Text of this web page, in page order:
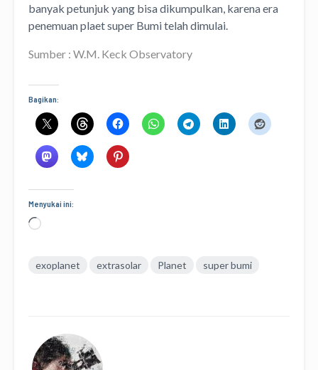
banyak petunjuk yang bisa dikumpulkan, karena era
penemuan plaet super Bumi telah dimulai.
Sumber : W.M. Keck Observatory
Bagikan:
Menyukai ini:
Memuat...
exoplanet extrasolar Planet super bumi